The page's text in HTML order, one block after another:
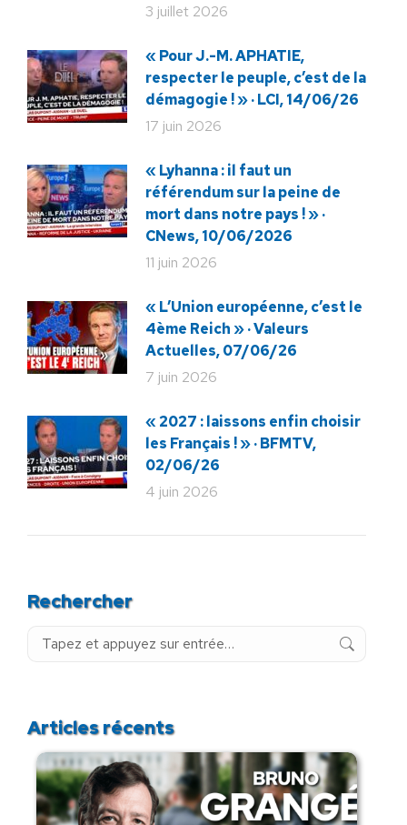
3 juillet 2026
« Pour J.-M. APHATIE,
respecter le peuple, c’est de la
démagogie ! » · LCI, 14/06/26
17 juin 2026
« Lyhanna : il faut un
référendum sur la peine de
mort dans notre pays ! » ·
CNews, 10/06/2026
11 juin 2026
« L’Union européenne, c’est le
4ème Reich » · Valeurs
Actuelles, 07/06/26
7 juin 2026
« 2027 : laissons enfin choisir
les Français ! » · BFMTV,
02/06/26
4 juin 2026
Rechercher
Recherche
Articles récents